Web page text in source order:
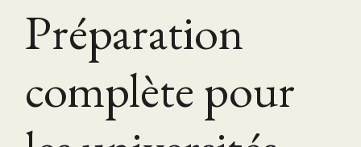
Préparation
complète pour